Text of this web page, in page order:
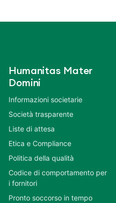
Humanitas Mater
Domini
Informazioni societarie
Società trasparente
Liste di attesa
Etica e Compliance
Politica della qualità
Codice di comportamento per
i fornitori
Pronto soccorso in tempo